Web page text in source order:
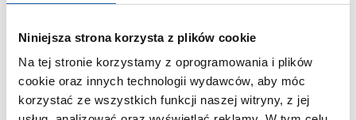
Niniejsza strona korzysta z plików cookie
Na tej stronie korzystamy z oprogramowania i plików
cookie oraz innych technologii wydawców, aby móc
korzystać ze wszystkich funkcji naszej witryny, z jej
Chcesz zamówić telefonicznie?